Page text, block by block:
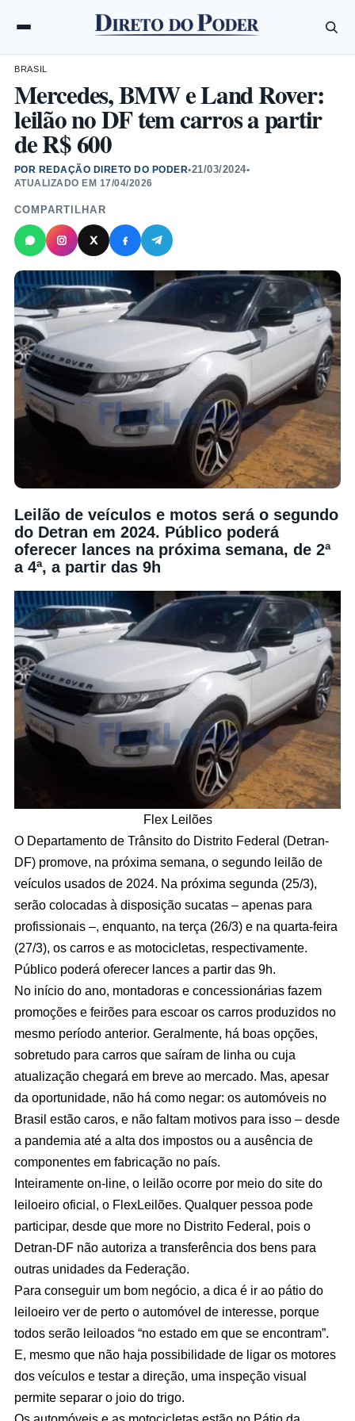
BRASIL
Mercedes, BMW e Land Rover:
leilão no DF tem carros a partir
de R$ 600
POR REDAÇÃO DIRETO DO PODER•21/03/2024•
ATUALIZADO EM 17/04/2026
COMPARTILHAR
Leilão de veículos e motos será o segundo
do Detran em 2024. Público poderá
oferecer lances na próxima semana, de 2ª
a 4ª, a partir das 9h
Flex Leilões
O Departamento de Trânsito do Distrito Federal (Detran-
DF) promove, na próxima semana, o segundo leilão de
veículos usados de 2024. Na próxima segunda (25/3),
serão colocadas à disposição sucatas – apenas para
profissionais –, enquanto, na terça (26/3) e na quarta-feira
(27/3), os carros e as motocicletas, respectivamente.
Público poderá oferecer lances a partir das 9h.
No início do ano, montadoras e concessionárias fazem
promoções e feirões para escoar os carros produzidos no
mesmo período anterior. Geralmente, há boas opções,
sobretudo para carros que saíram de linha ou cuja
atualização chegará em breve ao mercado. Mas, apesar
da oportunidade, não há como negar: os automóveis no
Brasil estão caros, e não faltam motivos para isso – desde
a pandemia até a alta dos impostos ou a ausência de
componentes em fabricação no país.
Inteiramente on-line, o leilão ocorre por meio do site do
leiloeiro oficial, o FlexLeilões. Qualquer pessoa pode
participar, desde que more no Distrito Federal, pois o
Detran-DF não autoriza a transferência dos bens para
outras unidades da Federação.
Para conseguir um bom negócio, a dica é ir ao pátio do
leiloeiro ver de perto o automóvel de interesse, porque
todos serão leiloados “no estado em que se encontram”.
E, mesmo que não haja possibilidade de ligar os motores
dos veículos e testar a direção, uma inspeção visual
permite separar o joio do trigo.